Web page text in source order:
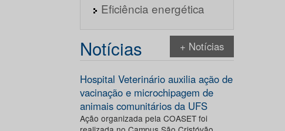
Eficiência energética
Notícias + Notícias
Hospital Veterinário auxilia ação de
vacinação e microchipagem de
animais comunitários da UFS
Ação organizada pela COASET foi